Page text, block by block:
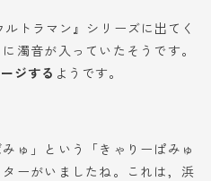
トラマン』シリーズに出てく
濁音が入っていたそうです。
ジする ようです。
ゅ」という「きゃりーぱみゅ
ーがいましたね。これは，浜